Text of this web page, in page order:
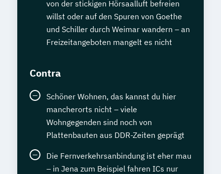
von der stickigen Hörsaalluft befreien
willst oder auf den Spuren von Goethe
und Schiller durch Weimar wandern – an
Freizeitangeboten mangelt es nicht
Contra
Schöner Wohnen, das kannst du hier
mancherorts nicht – viele
Wohngegenden sind noch von
Plattenbauten aus DDR-Zeiten geprägt
Die Fernverkehrsanbindung ist eher mau
– in Jena zum Beispiel fahren ICs nur